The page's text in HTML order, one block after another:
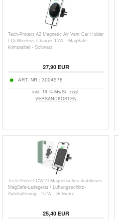
Tech-Protect A2 Magnetic Air Vent Car Holder
/ Qi Wireless Charger 15W - MagSafe-
kompatibel - Schwarz
27,90EUR
ART. NR.: 3004578
inkl. 19 % MwSt. zzgl.
VERSANDKOSTEN
Tech-Protect CW19 Magnetisches drahtloses
MagSafe-Ladegerät / Lüftungsschlitz-
Autohalterung - 15 W - Schwarz
25,40EUR